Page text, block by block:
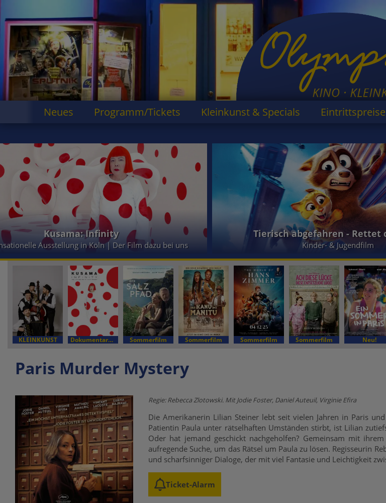
Neues Programm/Tickets Kleinkunst & Specials Eintrittspreise
Kusama: Infinity
Ausstellung in Köln | Der Film dazu bei uns
Tierisch abgefahren - Rettet
Kinder- & Jugendfilm
KLEINKUNST Dokumentarfilm Sommerfilm Sommerfilm Sommerfilm Sommerfilm Neu!
Paris Murder Mystery
Regie: Rebecca Zlotowski. Mit Jodie Foster, Daniel Auteuil, Virginie Efira
Die Amerikanerin Lilian Steiner lebt seit vielen Jahren in Paris
Patientin Paula unter rätselhaften Umständen stirbt, ist Lilian
Oder hat jemand geschickt nachgeholfen? Gemeinsam mit
aufregende Suche, um das Rätsel um Paula zu lösen. Regisseurin
und scharfsinniger Dialoge, der mit viel Fantasie und Leichtigkeit
Ticket-Alarm